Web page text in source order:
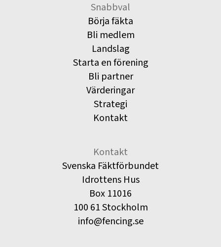
Snabbval
Börja fäkta
Bli medlem
Landslag
Starta en förening
Bli partner
Värderingar
Strategi
Kontakt
Kontakt
Svenska Fäktförbundet
Idrottens Hus
Box 11016
100 61 Stockholm
info@fencing.se